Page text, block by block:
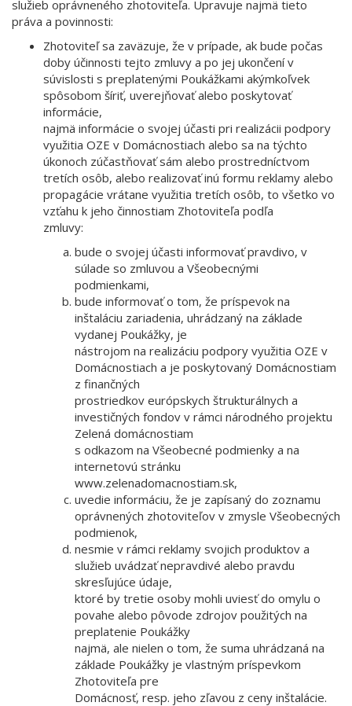
služieb oprávneného zhotoviteľa. Upravuje najmä tieto
práva a povinnosti:
Zhotoviteľ sa zaväzuje, že v prípade, ak bude počas
doby účinnosti tejto zmluvy a po jej ukončení v
súvislosti s preplatenými Poukážkami akýmkoľvek
spôsobom šíriť, uverejňovať alebo poskytovať
informácie,
najmä informácie o svojej účasti pri realizácii podpory
využitia OZE v Domácnostiach alebo sa na týchto
úkonoch zúčastňovať sám alebo prostredníctvom
tretích osôb, alebo realizovať inú formu reklamy alebo
propagácie vrátane využitia tretích osôb, to všetko vo
vzťahu k jeho činnostiam Zhotoviteľa podľa
zmluvy:
bude o svojej účasti informovať pravdivo, v
súlade so zmluvou a Všeobecnými
podmienkami,
bude informovať o tom, že príspevok na
inštaláciu zariadenia, uhrádzaný na základe
vydanej Poukážky, je
nástrojom na realizáciu podpory využitia OZE v
Domácnostiach a je poskytovaný Domácnostiam
z finančných
prostriedkov európskych štrukturálnych a
investičných fondov v rámci národného projektu
Zelená domácnostiam
s odkazom na Všeobecné podmienky a na
internetovú stránku
www.zelenadomacnostiam.sk,
uvedie informáciu, že je zapísaný do zoznamu
oprávnených zhotoviteľov v zmysle Všeobecných
podmienok,
nesmie v rámci reklamy svojich produktov a
služieb uvádzať nepravdivé alebo pravdu
skresľujúce údaje,
ktoré by tretie osoby mohli uviesť do omylu o
povahe alebo pôvode zdrojov použitých na
preplatenie Poukážky
najmä, ale nielen o tom, že suma uhrádzaná na
základe Poukážky je vlastným príspevkom
Zhotoviteľa pre
Domácnosť, resp. jeho zľavou z ceny inštalácie.